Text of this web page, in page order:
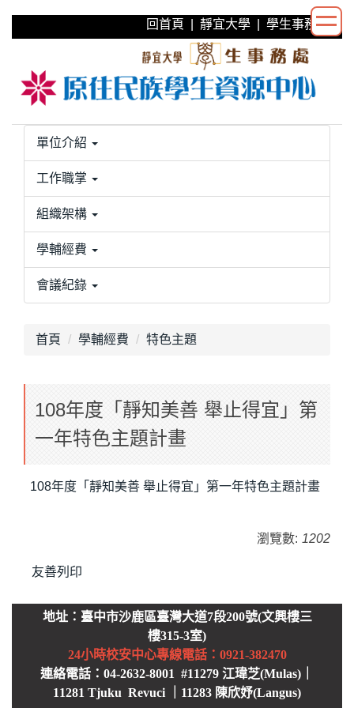
跳
區
回首頁 靜宜大學 學生事務處
單位介紹
工作職掌
組織架構
學輔經費
會議紀錄
首頁 學輔經費 特色主題
108年度「靜知美善 舉止得宜」第
一年特色主題計畫
108年度「靜知美善 舉止得宜」第一年特色主題計畫
瀏覽數: 1202
友善列印
地址：臺中市沙鹿區臺灣大道7段200號(文興樓三
樓315-3室)
24小時校安中心專線電話：0921-382470
連絡電話：04-2632-8001 #11279 江瑋芝(Mulas)｜
11281 Tjuku Revuci ｜11283 陳欣妤(Langus)